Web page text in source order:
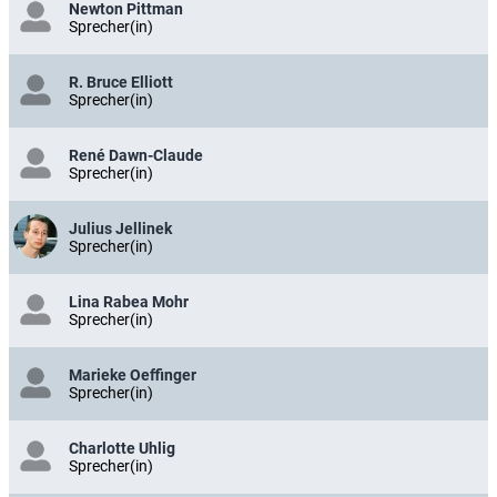
Newton Pittman
Sprecher(in)
R. Bruce Elliott
Sprecher(in)
René Dawn-Claude
Sprecher(in)
Julius Jellinek
Sprecher(in)
Lina Rabea Mohr
Sprecher(in)
Marieke Oeffinger
Sprecher(in)
Charlotte Uhlig
Sprecher(in)